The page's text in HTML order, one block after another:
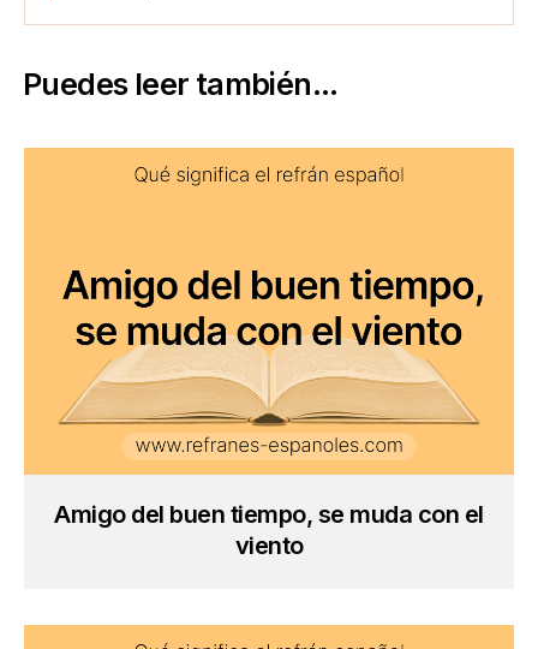
Puedes leer también...
Amigo del buen tiempo, se muda con el
viento